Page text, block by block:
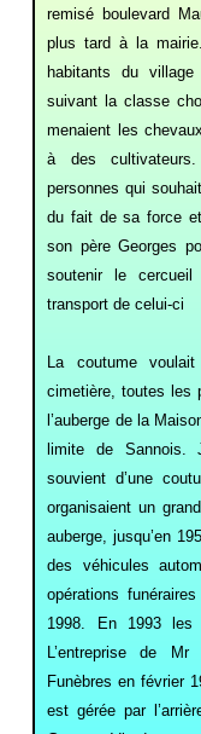
remisé boulevard
plus tard à la
habitants du
suivant la classe
menaient les
à des
personnes qui
du fait de sa force
son père Georges
soutenir le
transport de celui-ci
La coutume voulait
cimetière, toutes les
l’auberge de la
limite de Sannois.
souvient d’une
organisaient un
auberge, jusqu’en
des véhicules
opérations
1998. En 1993 les
L’entreprise de
Funèbres en février
est gérée par